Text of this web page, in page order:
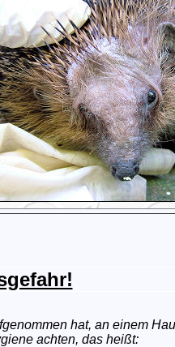
hat, an einem
achten, das heißt: